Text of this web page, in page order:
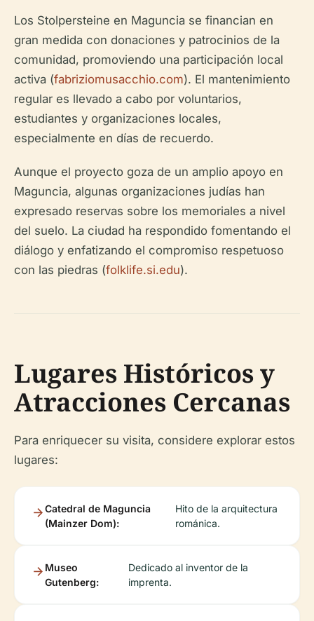
Los Stolpersteine en Maguncia se financian en
gran medida con donaciones y patrocinios de la
comunidad, promoviendo una participación local
activa (fabriziomusacchio.com). El mantenimiento
regular es llevado a cabo por voluntarios,
estudiantes y organizaciones locales,
especialmente en días de recuerdo.
Aunque el proyecto goza de un amplio apoyo en
Maguncia, algunas organizaciones judías han
expresado reservas sobre los memoriales a nivel
del suelo. La ciudad ha respondido fomentando el
diálogo y enfatizando el compromiso respetuoso
con las piedras (folklife.si.edu).
Lugares Históricos y
Atracciones Cercanas
Para enriquecer su visita, considere explorar estos
lugares:
Catedral de Maguncia
(Mainzer Dom):
Hito de la arquitectura
románica.
Museo
Gutenberg:
Dedicado al inventor de la
imprenta.